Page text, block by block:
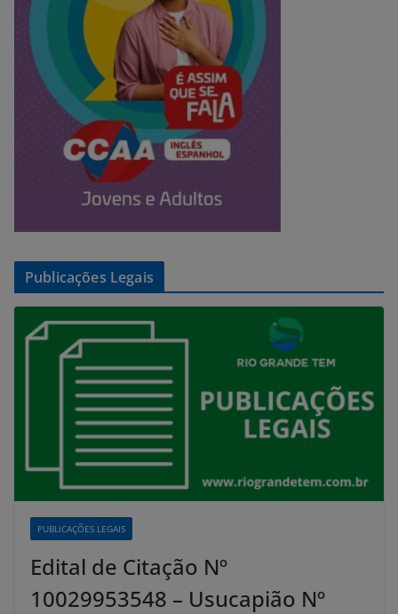
Publicações Legais
PUBLICAÇÕES LEGAIS
Edital de Citação Nº
10029953548 – Usucapião Nº